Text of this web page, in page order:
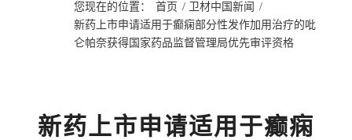
您现在的位置： 首页 / 卫材中国新闻 /
新药上市申请适用于癫痫部分性发作加用治疗的吡
仑帕奈获得国家药品监督管理局优先审评资格
新药上市申请适用于癫痫